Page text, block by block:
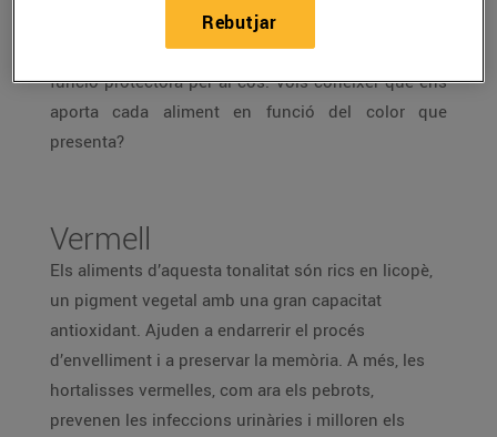
pigments de les fruites i hortalisses (verds,
vermells, taronges, grocs, blaus i morats) tenen una
funció protectora per al cos. Vols conèixer què ens
aporta cada aliment en funció del color que
presenta?
Vermell
Els aliments d’aquesta tonalitat són rics en licopè,
un pigment vegetal amb una gran capacitat
antioxidant. Ajuden a endarrerir el procés
d’envelliment i a preservar la memòria. A més, les
hortalisses vermelles, com ara els pebrots,
prevenen les infeccions urinàries i milloren els
Rebutjar